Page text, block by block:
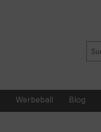
Werbeball Blog